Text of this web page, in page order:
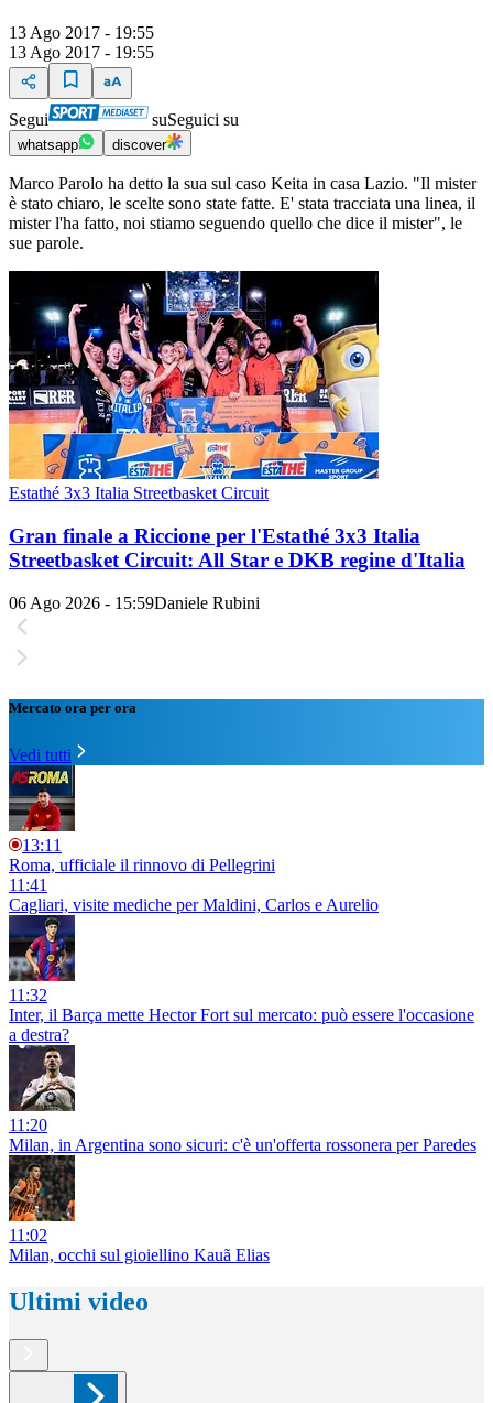
13 Ago 2017 - 19:55
13 Ago 2017 - 19:55
Segui suSeguici su
whatsapp discover
Marco Parolo ha detto la sua sul caso Keita in casa Lazio. "Il mister
è stato chiaro, le scelte sono state fatte. E' stata tracciata una linea, il
mister l'ha fatto, noi stiamo seguendo quello che dice il mister", le
sue parole.
Estathé 3x3 Italia Streetbasket Circuit
Gran finale a Riccione per l'Estathé 3x3 Italia
Streetbasket Circuit: All Star e DKB regine d'Italia
06 Ago 2026 - 15:59Daniele Rubini
Mercato ora per ora
Vedi tutti
13:11
Roma, ufficiale il rinnovo di Pellegrini
11:41
Cagliari, visite mediche per Maldini, Carlos e Aurelio
11:32
Inter, il Barça mette Hector Fort sul mercato: può essere l'occasione
a destra?
11:20
Milan, in Argentina sono sicuri: c'è un'offerta rossonera per Paredes
11:02
Milan, occhi sul gioiellino Kauã Elias
Ultimi video